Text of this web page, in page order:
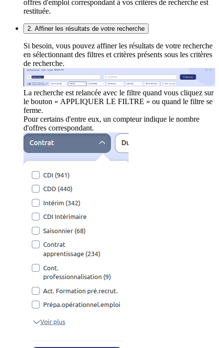
offres d'emploi correspondant à vos critères de recherche est
restituée.
2. Affiner les résultats de votre recherche
Si besoin, vous pouvez affiner les résultats de votre recherche
en sélectionnant des filtres et critères présents sous les critères
de recherche.
La recherche est relancée avec le filtre quand vous cliquez sur
le bouton « APPLIQUER LE FILTRE » ou quand le filtre se
ferme.
Pour certains d'entre eux, un compteur indique le nombre
d'offres correspondant.